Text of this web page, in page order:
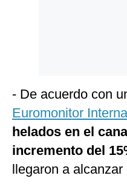
- De acuerdo con
Euromonitor
helados en el
incremento del
llegaron a